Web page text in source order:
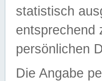
statistisch
entsprechend
persönlichen
Die Angabe